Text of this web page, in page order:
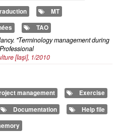
MT
TAO
"Terminology management during
[Iaşi], 1/2010
management
Exercise
Documentation
Help file